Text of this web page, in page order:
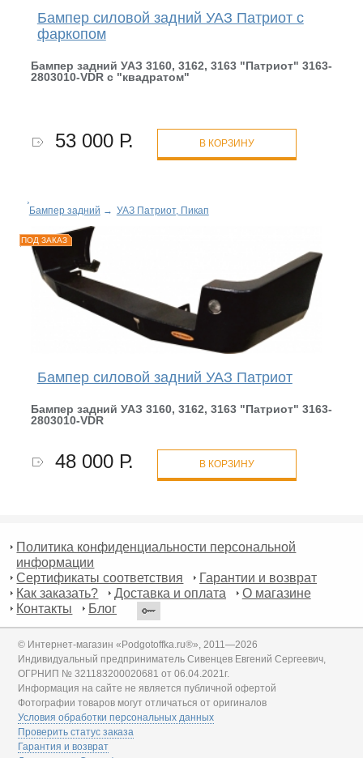
Бампер силовой задний УАЗ Патриот с
фаркопом
Бампер задний УАЗ 3160, 3162, 3163 "Патриот" 3163-
2803010-VDR с "квадратом"
53 000 Р. В КОРЗИНУ
Бампер задний → УАЗ Патриот, Пикап
ПОД ЗАКАЗ
Бампер силовой задний УАЗ Патриот
Бампер задний УАЗ 3160, 3162, 3163 "Патриот" 3163-
2803010-VDR
48 000 Р. В КОРЗИНУ
Политика конфиденциальности персональной
информации
Сертификаты соответствия
Гарантии и возврат
Как заказать?
Доставка и оплата
О магазине
Контакты
Блог
© Интернет-магазин «Podgotoffka.ru®», 2011—2026
Индивидуальный предприниматель Сивенцев Евгений Сергеевич,
ОГРНИП № 321183200020681 от 06.04.2021г.
Информация на сайте не является публичной офертой
Фотографии товаров могут отличаться от оригиналов
Условия обработки персональных данных
Проверить статус заказа
Гарантия и возврат